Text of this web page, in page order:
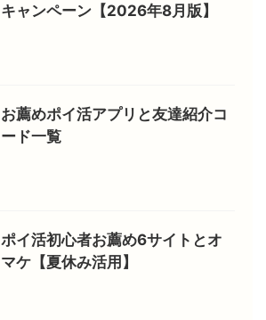
キャンペーン【2026年8月版】
お薦めポイ活アプリと友達紹介コ
ード一覧
ポイ活初心者お薦め6サイトとオ
マケ【夏休み活用】